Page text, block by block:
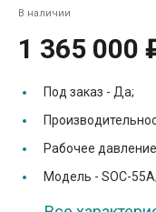
В наличии
1 365 000
Под заказ - Да;
Рабочее
Модель - SOC-55A;